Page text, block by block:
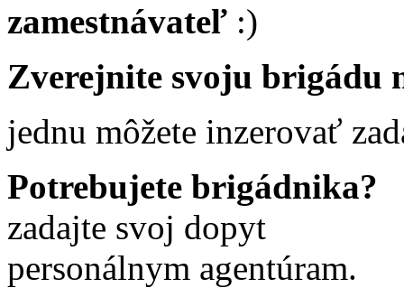
zamestnávateľ :)
Zverejnite svoju brigádu
jednu môžete inzerovať
Potrebujete brigádnika?
zadajte svoj dopyt
personálnym agentúram.